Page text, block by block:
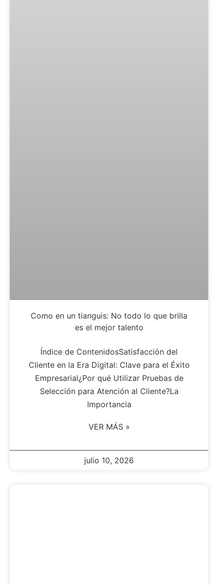
Como en un tianguis: No todo lo que brilla
es el mejor talento
Índice de ContenidosSatisfacción del
Cliente en la Era Digital: Clave para el Éxito
Empresarial¿Por qué Utilizar Pruebas de
Selección para Atención al Cliente?La
Importancia
VER MÁS »
julio 10, 2026